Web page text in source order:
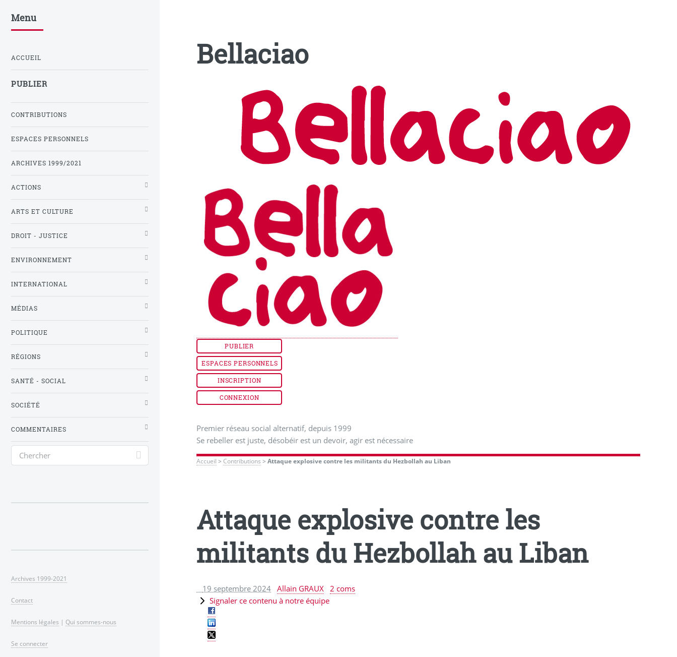
Bellaciao
PUBLIER
ESPACES PERSONNELS
INSCRIPTION
CONNEXION
Premier réseau social alternatif, depuis 1999
Se rebeller est juste, désobéir est un devoir, agir est nécessaire
Accueil >Contributions >Attaque explosive contre les militants du Hezbollah au Liban
Attaque explosive contre les
militants du Hezbollah au Liban
19 septembre 2024 Allain GRAUX
2 coms
Signaler ce contenu à notre équipe
Menu
ACCUEIL
PUBLIER
CONTRIBUTIONS
ESPACES PERSONNELS
ARCHIVES 1999/2021
ACTIONS
ARTS ET CULTURE
DROIT - JUSTICE
ENVIRONNEMENT
INTERNATIONAL
MÉDIAS
POLITIQUE
RÉGIONS
SANTÉ - SOCIAL
SOCIÉTÉ
COMMENTAIRES
Archives 1999-2021
Contact
Mentions légales | Qui sommes-nous
Se connecter